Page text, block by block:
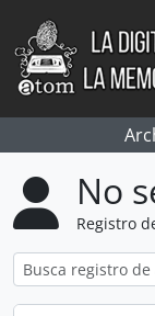
Skip to main content
No
Registro